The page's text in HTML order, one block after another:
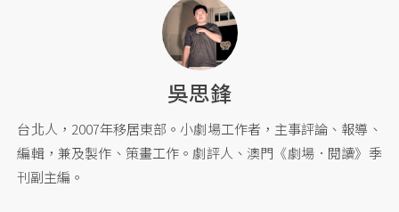
吳思鋒
台北人，2007年移居東部。小劇場工作者，主事評論、報導、
編輯，兼及製作、策畫工作。劇評人、澳門《劇場．閱讀》季
刊副主編。